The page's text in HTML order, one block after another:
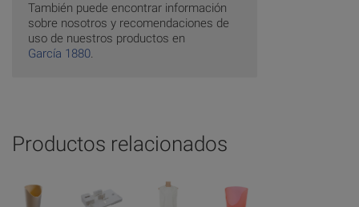
También puede encontrar información
sobre nosotros y recomendaciones de
uso de nuestros productos en
García 1880.
Productos relacionados